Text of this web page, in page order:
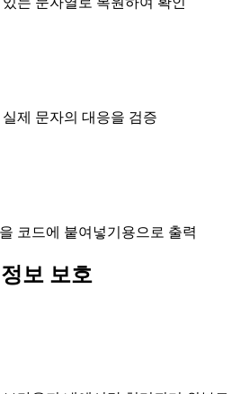
제 문자의 대응을 검증
코드에 붙여넣기용으로 출력
보 보호